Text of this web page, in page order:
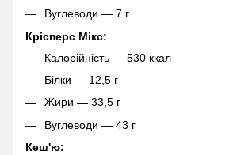
Вуглеводи — 7 г
Крісперс Мікс:
Калорійність — 530 ккал
Білки — 12,5 г
Жири — 33,5 г
Вуглеводи — 43 г
Кеш'ю: